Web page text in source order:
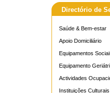
Directório de
Saúde & Bem-estar
Apoio Domiciliário
Equipamentos
Equipamento
Actividades
Instituições Culturais